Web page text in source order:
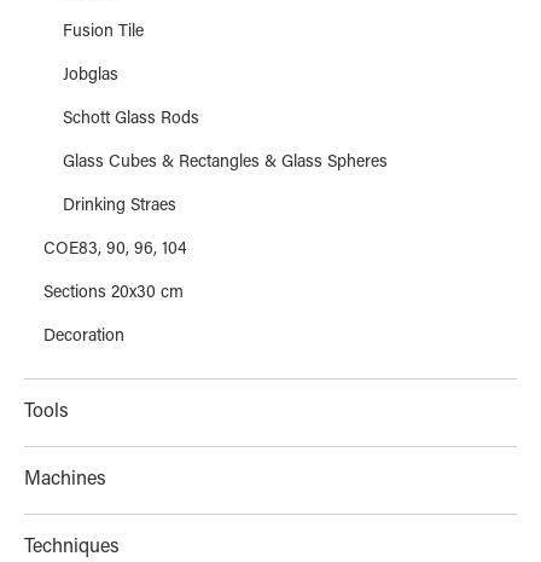
Fusion Tile
Jobglas
Schott Glass Rods
Glass Cubes & Rectangles & Glass Spheres
Drinking Straes
COE83, 90, 96, 104
Sections 20x30 cm
Decoration
Tools
Machines
Techniques